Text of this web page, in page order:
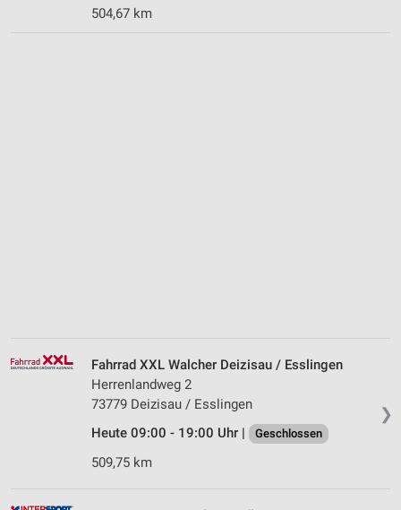
504,67 km
❯
Fahrrad XXL Walcher Deizisau / Esslingen
Herrenlandweg 2
73779 Deizisau / Esslingen
Heute 09:00 - 19:00 Uhr |
Geschlossen
509,75 km